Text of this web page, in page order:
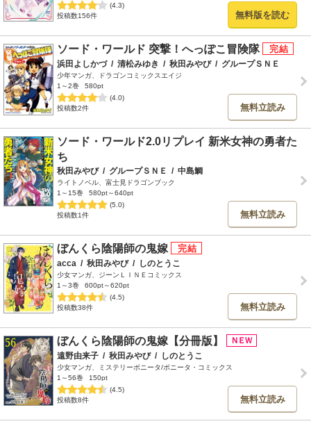
(4.3)
投稿数156件
無料版を読む
ソード・ワールド 突撃！へっぽこ冒険隊
浜田よしかづ / 清松みゆき / 秋田みやび / グループＳＮＥ
少年マンガ、ドラゴンコミックスエイジ
1～2巻
580pt
(4.0)
投稿数2件
無料立読み
ソード・ワールド2.0リプレイ 新米女神の勇者た
ち
秋田みやび / グループＳＮＥ / 中島鯛
ライトノベル、富士見ドラゴンブック
1～15巻
580pt～640pt
(5.0)
投稿数1件
無料立読み
ぼんくら陰陽師の鬼嫁
acca / 秋田みやび / しのとうこ
少女マンガ、ジーンＬＩＮＥコミックス
1～3巻
600pt～620pt
(4.5)
投稿数38件
無料立読み
ぼんくら陰陽師の鬼嫁【分冊版】
遠野由来子 / 秋田みやび / しのとうこ
少女マンガ、ミステリーボニータ/ボニータ・コミックス
1～56巻
150pt
(4.5)
投稿数8件
無料立読み